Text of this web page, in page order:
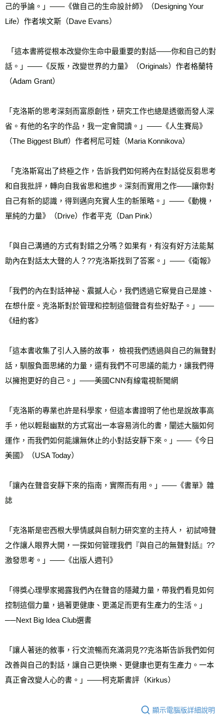
己的爭論。」——《做自己的生命設計師》（Designing Your
Life）作者埃文斯（Dave Evans）
話。」——《反叛，改變世界的力量》（Originals）作者格蘭特
（Adam Grant）
「克洛斯的思考深刻而富原創性，研究工作也總是透徹而發人深
省。有他的名字的作品，我一定會閱讀。」——《人生賽局》
（The Biggest Bluff）作者柯尼可娃（Maria Konnikova）
和自我批評，轉向自我省思和進步。深刻而實用之作——讓你對
自己有新的認識，得到邁向充實人生的新策略。」——《動機，
單純的力量》（Drive）作者平克（Dan Pink）
「與自己溝通的方式有對錯之分嗎？如果有，有沒有好方法能幫
助內在對話太大聲的人？??克洛斯找到了答案。」——《衛報》
「我們的內在對話神祕、震撼人心，我們透過它察覺自己是誰、
在想什麼。克洛斯對於管理和控制這個聲音有些好點子。」——
《紐約客》
「這本書收集了引人入勝的故事， 檢視我們透過與自己的無聲對
話，馴服負面思緒的力量，還有我們不可思議的能力，讓我們得
以擁抱更好的自己。」——美國CNN有線電視新聞網
「克洛斯的專業也許是科學家，但這本書證明了他也是說故事高
手，他以輕鬆幽默的方式寫出一本容易消化的書，闡述大腦如何
運作，而我們如何能讓無休止的小對話安靜下來。」——《今日
美國》（USA Today）
「讓內在聲音安靜下來的指南，實際而有用。」——《書單》雜
誌
「克洛斯是密西根大學情感與自制力研究室的主持人， 初試啼聲
之作讓人眼界大開，一探如何管理我們『與自己的無聲對話』??
激發思考。」——《出版人週刊》
「得獎心理學家揭露我們內在聲音的隱藏力量，帶我們看見如何
控制這個力量，過著更健康、更滿足而更有生產力的生活。」
──Next Big Idea Club選書
「讓人著迷的敘事，行文流暢而充滿洞見??克洛斯告訴我們如何
改善與自己的對話，讓自己更快樂、更健康也更有生產力。一本
真正會改變人心的書。」——柯克斯書評（Kirkus）
顯示電腦版詳細說明